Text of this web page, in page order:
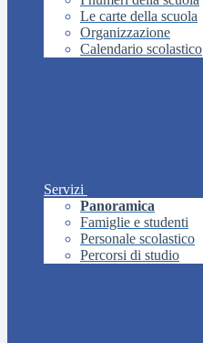
Le carte della scuola
Organizzazione
Calendario scolastico
Servizi
Panoramica
Famiglie e studenti
Personale scolastico
Percorsi di studio